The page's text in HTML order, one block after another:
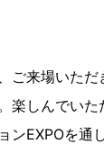
ご来場いた
楽しんでいた
ンEXPOを通